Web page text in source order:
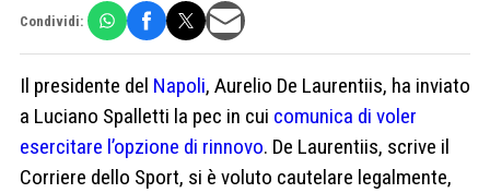
Condividi:
Il presidente del Napoli, Aurelio De Laurentiis, ha inviato
a Luciano Spalletti la pec in cui comunica di voler
esercitare l’opzione di rinnovo. De Laurentiis, scrive il
Corriere dello Sport, si è voluto cautelare legalmente,